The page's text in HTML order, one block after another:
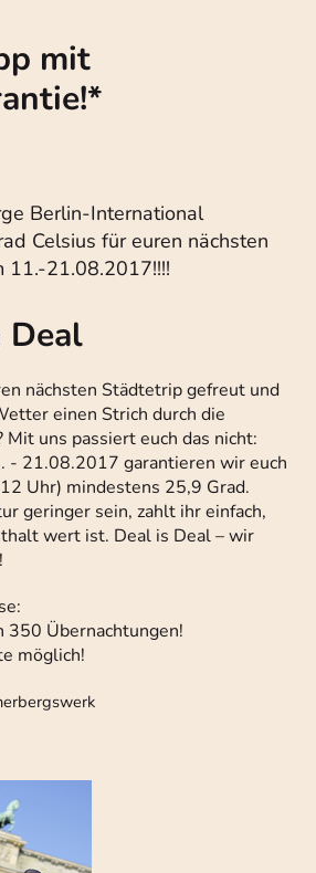
mit
Berlin-International
Celsius für euren nächsten
11.-21.08.2017!!!!
Deal
nächsten Städtetrip gefreut und
einen Strich durch die
Mit uns passiert euch das nicht:
- 21.08.2017 garantieren wir euch
Uhr) mindestens 25,9 Grad.
geringer sein, zahlt ihr einfach,
wert ist. Deal is Deal – wir
Übernachtungen!
möglich!